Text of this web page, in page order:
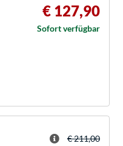
€ 127,90
Sofort verfügbar
€ 211,00